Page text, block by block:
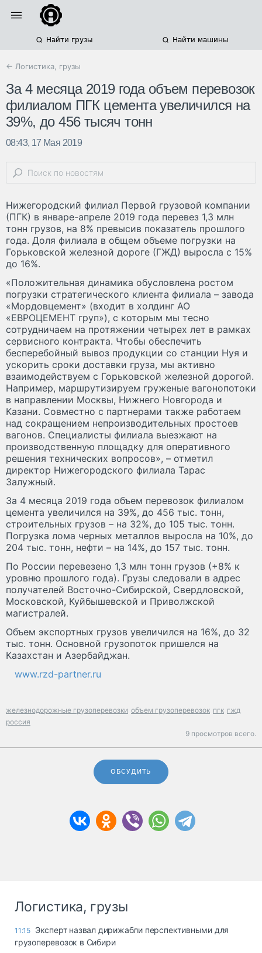
Найти грузы Найти машины
← Логистика, грузы
За 4 месяца 2019 года объем перевозок
филиалом ПГК цемента увеличился на
39%, до 456 тысяч тонн
08:43, 17 Мая 2019
Нижегородский филиал Первой грузовой компании
(ПГК) в январе-апреле 2019 года перевез 1,3 млн
тонн грузов, на 8% превысив показатель прошлого
года. Доля филиала в общем объеме погрузки на
Горьковской железной дороге (ГЖД) выросла с 15%
до 16%.
«Положительная динамика обусловлена ростом
погрузки стратегического клиента филиала – завода
«Мордовцемент» (входит в холдинг АО
«ЕВРОЦЕМЕНТ груп»), с которым мы тесно
сотрудничаем на протяжении четырех лет в рамках
сервисного контракта. Чтобы обеспечить
бесперебойный вывоз продукции со станции Нуя и
ускорить сроки доставки груза, мы активно
взаимодействуем с Горьковской железной дорогой.
Например, маршрутизируем груженые вагонопотоки
в направлении Москвы, Нижнего Новгорода и
Казани. Совместно с партнерами также работаем
над сокращением непроизводительных простоев
вагонов. Специалисты филиала выезжают на
производственную площадку для оперативного
решения технических вопросов», – отметил
директор Нижегородского филиала Тарас
Залужный.
За 4 месяца 2019 года объем перевозок филиалом
цемента увеличился на 39%, до 456 тыс. тонн,
строительных грузов – на 32%, до 105 тыс. тонн.
Погрузка лома черных металлов выросла на 10%, до
204 тыс. тонн, нефти – на 14%, до 157 тыс. тонн.
По России перевезено 1,3 млн тонн грузов (+8% к
уровню прошлого года). Грузы следовали в адрес
получателей Восточно-Сибирской, Свердловской,
Московской, Куйбышевской и Приволжской
магистралей.
Объем экспортных грузов увеличился на 16%, до 32
тыс. тонн. Основной грузопоток пришелся на
Казахстан и Азербайджан.
www.rzd-partner.ru
железнодорожные грузоперевозки объем грузоперевозок пгк гжд
россия
9 просмотров всего.
ОБСУДИТЬ
Логистика, грузы
11:15 Эксперт назвал дирижабли перспективными для
грузоперевозок в Сибири